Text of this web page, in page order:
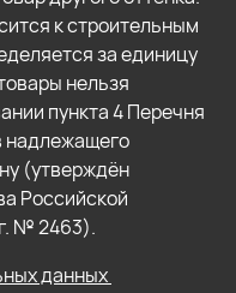
к строительным
за единицу
нельзя
пункта 4 Перечня
надлежащего
(утверждён
Российской
№ 2463).
данных